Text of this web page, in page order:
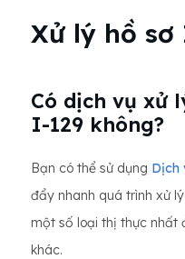
Xử lý hồ sơ
Có dịch vụ xử
I-129 không?
Bạn có thể sử dụng Dịch
đẩy nhanh quá trình xử
một số loại thị thực nhất
khác.